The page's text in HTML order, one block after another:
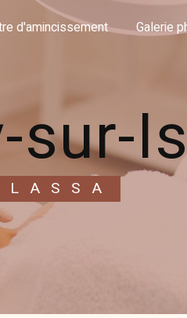
d'amincissement Galerie